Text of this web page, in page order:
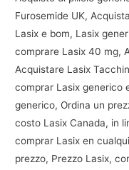
Furosemide UK,
Lasix e bom, Lasix
comprare Lasix 40 mg,
Acquistare Lasix
comprar Lasix generico
generico, Ordina un
costo Lasix Canada, in
comprar Lasix en
prezzo, Prezzo Lasix,